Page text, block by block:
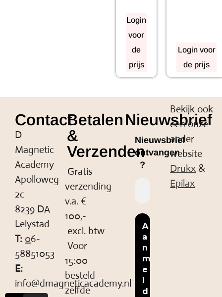
Login
voor
de
prijs
Login voor
de prijs
Contact
D
Magnetic
Academy
Apolloweg
2c
8239 DA
Lelystad
T: 06-
58851053
E:
info@dmagneticacademy.nl
Betalen
&
Verzenden
Gratis
verzending
v.a. €
100,-
excl. btw
Voor
15:00
besteld =
zelfde
Nieuwsbrief
Nieuwsbrief
ontvangen
?
Bekijk ook
een onze
ander
website
Drukx &
Epilax